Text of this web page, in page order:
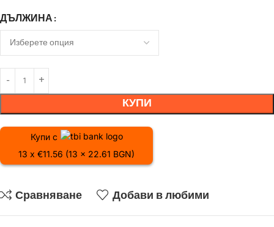
ДЪЛЖИНА
КУПИ
Купи с
13 x €11.56 (13 x 22.61 BGN)
Сравняване Добави в любими